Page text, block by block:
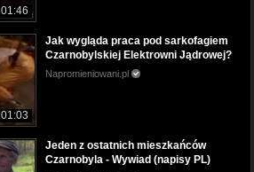
01:46
01:03
Jak wygląda praca pod sarkofagiem
Czarnobylskiej Elektrowni Jądrowej?
Napromieniowani.pl
Jeden z ostatnich mieszkańców
Czarnobyla - Wywiad (napisy PL)